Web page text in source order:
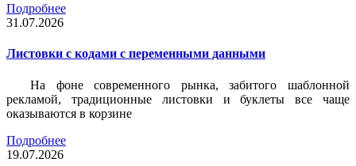
Подробнее
31.07.2026
Листовки c кодами с переменными данными
На фоне современного рынка, забитого шаблонной
рекламой, традиционные листовки и буклеты все чаще
оказываются в корзине
Подробнее
19.07.2026